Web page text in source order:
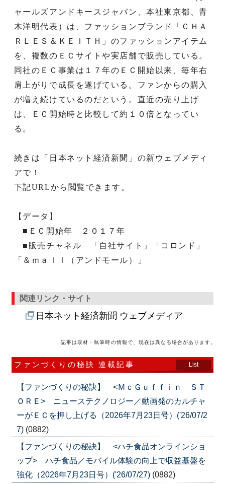
ャールズアンドキースジャパン、本社東京都、青
木洋明代表）は、ファッションブランド「ＣＨＡ
ＲＬＥＳ＆ＫＥＩＴＨ」のファッションアイテム
を、複数のＥＣサイトや実店舗で販売している。
同社のＥＣ事業は１７年のＥＣ開始以来、毎年右
肩上がりで成長を遂げている。ファンからの購入
が増え続けているのだという。直近の売り上げ
は、ＥＣ開始時と比較して約１０倍となってい
る。
続きは「日本ネット経済新聞」の新ウェブメディ
アで！
下記URLから閲覧できます。
【データ】
■ＥＣ開始年 ２０１７年
■販売チャネル 「自社サイト」「コロンド」
「＆ｍａｌｌ（アンドモール）」
関連リンク・サイト
日本ネット経済新聞 ウェブメディア
記事は取材・執筆時の情報で、現在は異なる場合があります。
ファンづくりの秘訣 連載記事 List
【ファンづくりの秘訣】 <ＭｃＧｕｆｆｉｎ ＳＴ
ＯＲＥ> ニューステクノロジー／動画発のカルチャ
ーがＥＣを押し上げる（2026年7月23日号）('26/07/2
7) (0882)
【ファンづくりの秘訣】 <ハチ食品オンラインショ
ップ> ハチ食品／モバイル体験の向上で収益基盤を
強化（2026年7月23日号）('26/07/27) (0882)